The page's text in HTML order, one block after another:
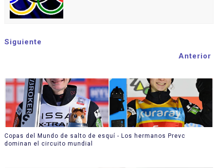
Siguiente
Anterior
Copas del Mundo de salto de esquí - Los hermanos Prevc
dominan el circuito mundial